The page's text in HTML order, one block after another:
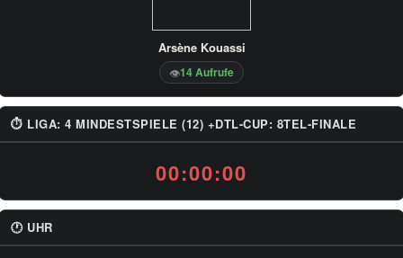
Arsène Kouassi
👁14 Aufrufe
⏱ LIGA: 4 MINDESTSPIELE (12) +DTL-CUP: 8TEL-FINALE
00:00:00
🕐 UHR